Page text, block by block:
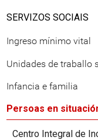
SERVIZOS SOCIAIS
Ingreso mínimo vital
Unidades de traballo
Infancia e familia
Persoas en
Centro Integral de